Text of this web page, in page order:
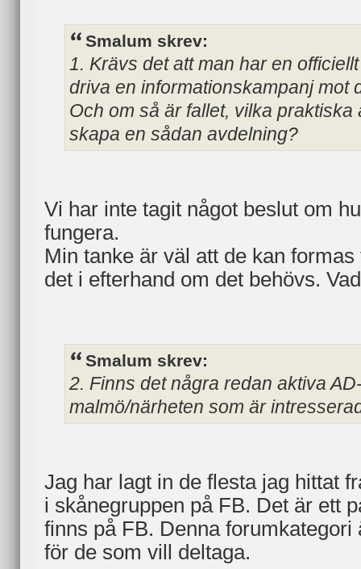
Smalum skrev:
1. Krävs det att man har en
driva en informationskampanj mot
Och om så är fallet, vilka
skapa en sådan avdelning?
Vi har inte tagit något beslut om
fungera.
Min tanke är väl att de kan
det i efterhand om det behövs.
Smalum skrev:
2. Finns det några redan aktiva
malmö/närheten som är
Jag har lagt in de flesta jag hittat
i skånegruppen på FB. Det är ett
finns på FB. Denna
för de som vill deltaga.